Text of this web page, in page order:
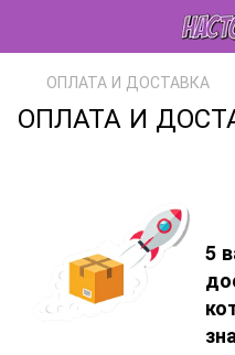
ОПЛАТА И ДОСТАВКА
ОПЛАТА И
5